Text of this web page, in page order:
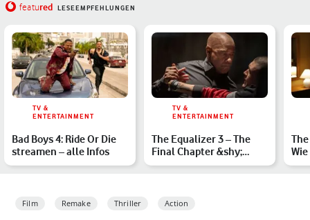
featured LESEEMPFEHLUNGEN
TV &
ENTERTAINMENT
Bad Boys 4: Ride Or Die
streamen – alle Infos
TV &
ENTERTAINMENT
The Equalizer 3 – The
Final Chapter &shy;
Kritik: Kommt ein Auftr…
auf
Film Remake Thriller Action